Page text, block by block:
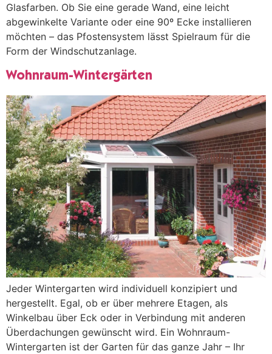
Glasfarben. Ob Sie eine gerade Wand, eine leicht
abgewinkelte Variante oder eine 90º Ecke installieren
möchten – das Pfostensystem lässt Spielraum für die
Form der Windschutzanlage.
Wohnraum-Wintergärten
Jeder Wintergarten wird individuell konzipiert und
hergestellt. Egal, ob er über mehrere Etagen, als
Winkelbau über Eck oder in Verbindung mit anderen
Überdachungen gewünscht wird. Ein Wohnraum-
Wintergarten ist der Garten für das ganze Jahr – Ihr